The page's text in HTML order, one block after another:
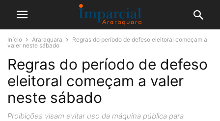
Início Araraquara
Regras do período de defeso eleitoral começam a
valer neste sábado
Regras do período de defeso
eleitoral começam a valer
neste sábado
Proibições visam evitar uso da máquina pública para